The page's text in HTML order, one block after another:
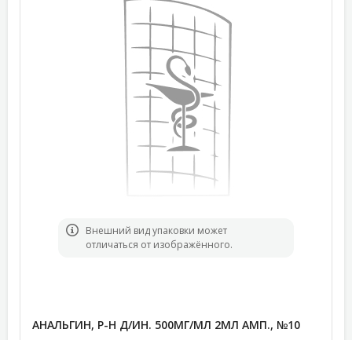
Bнешний вид упаковки может
отличаться от изображённого.
АНАЛЬГИН, Р-Н Д/ИН. 500МГ/МЛ 2МЛ АМП., №10